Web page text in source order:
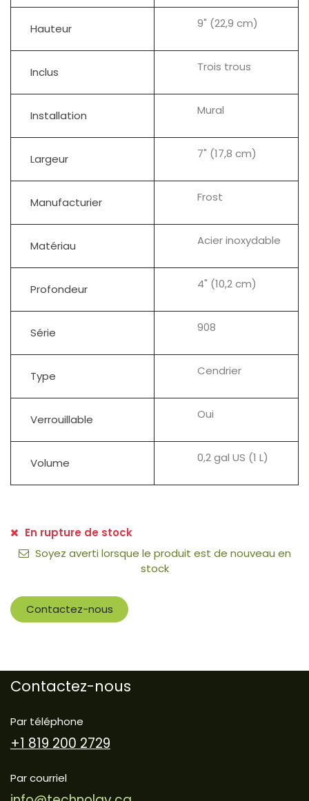
Hauteur 9" (22,9 cm)
Inclus Trois trous
Installation Mural
Largeur 7" (17,8 cm)
Manufacturier Frost
Matériau Acier inoxydable
Profondeur 4" (10,2 cm)
Série 908
Type Cendrier
Verrouillable Oui
Volume 0,2 gal US (1 L)
En rupture de stock
Soyez averti lorsque le produit est de nouveau en
stock
Contactez-nous
Contactez-nous
Par téléphone
+1 819 200 2729
Par courriel